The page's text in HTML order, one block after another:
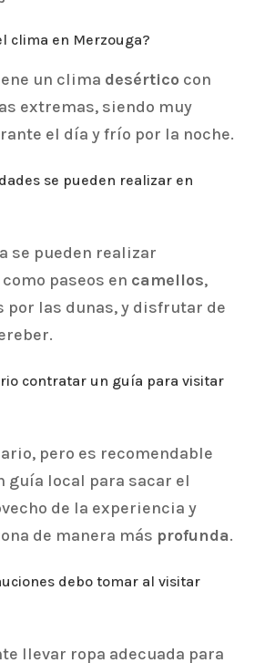
clima en Merzouga?
un clima desértico con
extremas, siendo muy
el día y frío por la noche.
se pueden realizar en
se pueden realizar
paseos en camellos,
por las dunas, y disfrutar de
contratar un guía para visitar
pero es recomendable
guía local para sacar el
de la experiencia y
de manera más profunda.
debo tomar al visitar
llevar ropa adecuada para